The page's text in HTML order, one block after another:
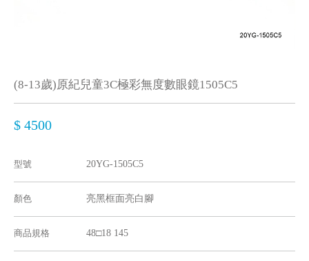
(8-13歲)原紀兒童3C極彩無度數眼鏡1505C5
$ 4500
型號 20YG-1505C5
顏色 亮黑框面亮白腳
商品規格 48□18 145